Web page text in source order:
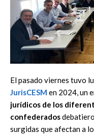
El pasado viernes tuvo
JurisCESM en 2024, un
jurídicos de los
confederados
surgidas que afectan a